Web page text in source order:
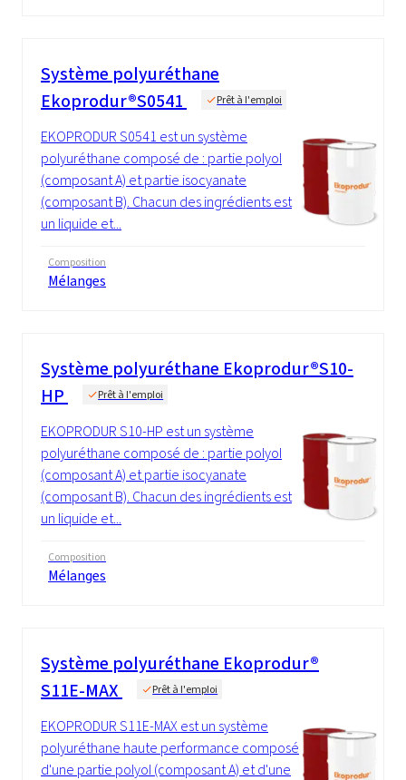
Système polyuréthane
Ekoprodur®S0541
Prêt à l'emploi
EKOPRODUR S0541 est un système
polyuréthane composé de : partie polyol
(composant A) et partie isocyanate
(composant B). Chacun des ingrédients est
un liquide et...
Composition
Mélanges
Système polyuréthane Ekoprodur®S10-
HP
Prêt à l'emploi
EKOPRODUR S10-HP est un système
polyuréthane composé de : partie polyol
(composant A) et partie isocyanate
(composant B). Chacun des ingrédients est
un liquide et...
Composition
Mélanges
Système polyuréthane Ekoprodur®
S11E-MAX
Prêt à l'emploi
EKOPRODUR S11E-MAX est un système
polyuréthane haute performance composé
d'une partie polyol (composant A) et d'une